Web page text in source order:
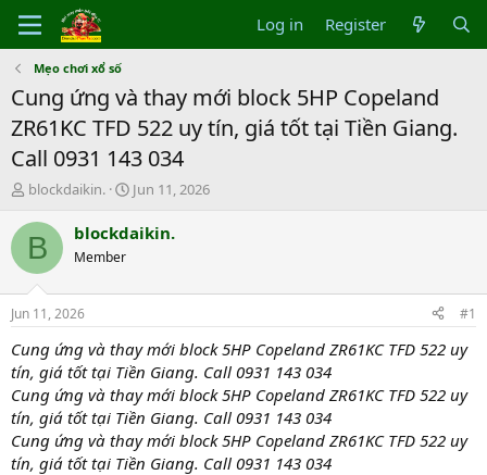
Log in Register
Mẹo chơi xổ số
Cung ứng và thay mới block 5HP Copeland
ZR61KC TFD 522 uy tín, giá tốt tại Tiền Giang.
Call 0931 143 034
T
r
e
d
t
a
t
e
r
blockdaikin.
S
a
t
e
Jun 11, 2026
B blockdaikin.
Member
Jun 11, 2026 #1
Cung ứng và thay mới block 5HP Copeland ZR61KC TFD 522 uy
tín, giá tốt tại Tiền Giang. Call 0931 143 034
Cung ứng và thay mới block 5HP Copeland ZR61KC TFD 522 uy
tín, giá tốt tại Tiền Giang. Call 0931 143 034
Cung ứng và thay mới block 5HP Copeland ZR61KC TFD 522 uy
tín, giá tốt tại Tiền Giang. Call 0931 143 034